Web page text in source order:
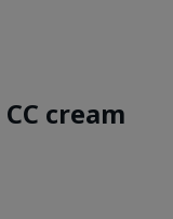
cream